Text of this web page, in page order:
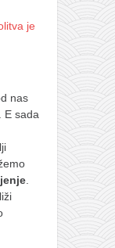
je
nas
E sada